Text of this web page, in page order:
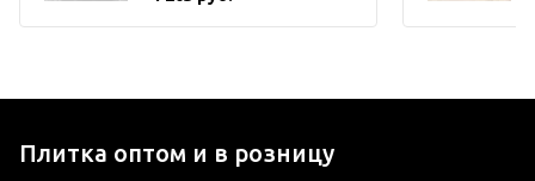
Плитка оптом и в розницу